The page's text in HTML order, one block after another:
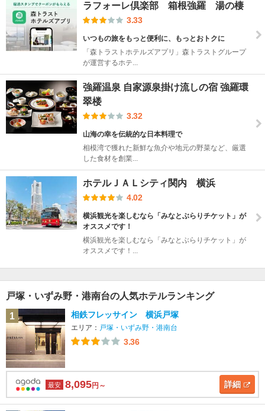
ラフォーレ倶楽部 箱根強羅 湯の棲
3.33
いつもの旅をもっと便利に、もっとおトクに
「森トラストホテルズアプリ」森トラストグループ
が運営するホテ...
強羅温泉 自家源泉掛け流しの宿 強羅環
翠楼
3.32
山海の幸を伝統的な日本料理で
相模湾で獲れた新鮮な魚介や地元の野菜など、厳選
した食材を創業...
ホテルＪＡＬシティ関内 横浜
4.02
横浜観光を楽しむなら「みなとぶらりチケット」が
オススメです！
横浜観光を楽しむなら「みなとぶらりチケット」が
オススメです！...
戸塚・いずみ野・港南台の人気ホテルランキング
1
相鉄フレッサイン 横浜戸塚
エリア： 戸塚・いずみ野・港南台
3.36
最安 8,095円～ 詳細